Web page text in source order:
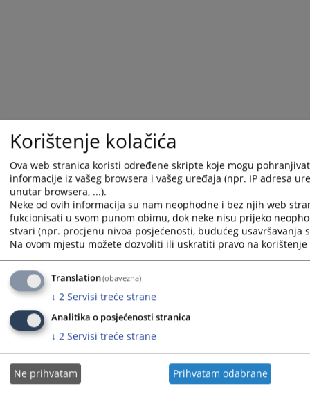
Radno vrijeme
Uvjerenja i potvrde
Ovjere i prepisi
Prijem pošte
Razgledanje spisa
1 - 1 / 1
1
Korištenje kolačića
Ova web stranica koristi određene skripte koje mogu
informacije iz vašeg browsera i vašeg uređaja (npr. IP adresa
unutar browsera, ...).
Neke od ovih informacija su nam neophodne i bez njih web
fukcionisati u svom punom obimu, dok neke nisu prijeko
stvari (npr. procjenu nivoa posjećenosti, budućeg usavršavanja
Na ovom mjestu možete dozvoliti ili uskratiti pravo na
Translation(obavezna)
↓ 2 Servisi treće strane
Analitika o posjećenosti stranica
↓ 2 Servisi treće strane
Ne prihvatam Prihvatam odabrane